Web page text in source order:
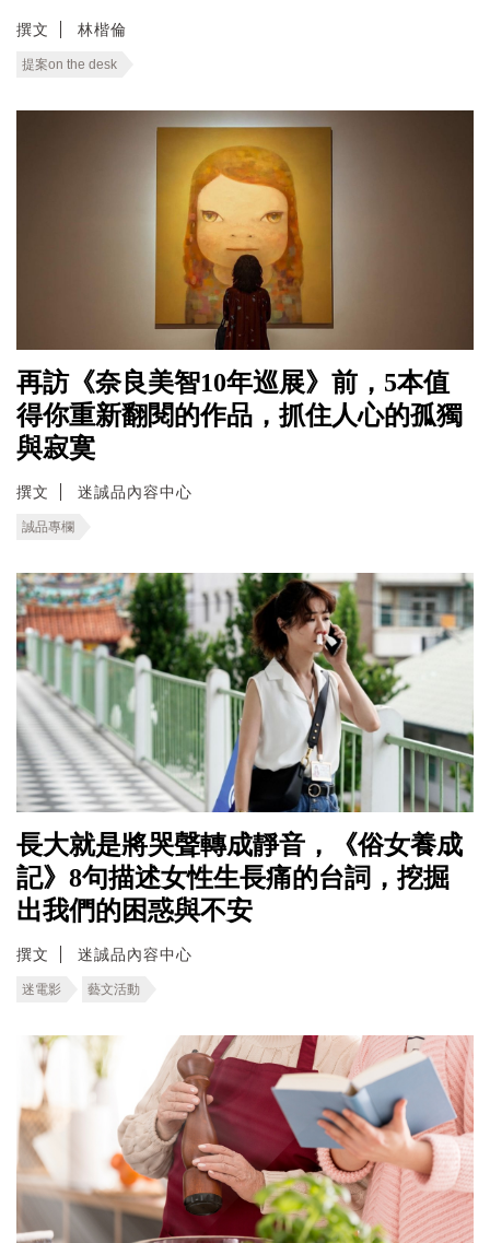
撰文 林楷倫
提案on the desk
再訪《奈良美智10年巡展》前，5本值
得你重新翻閱的作品，抓住人心的孤獨
與寂寞
撰文 迷誠品內容中心
誠品專欄
長大就是將哭聲轉成靜音，《俗女養成
記》8句描述女性生長痛的台詞，挖掘
出我們的困惑與不安
撰文 迷誠品內容中心
迷電影 藝文活動